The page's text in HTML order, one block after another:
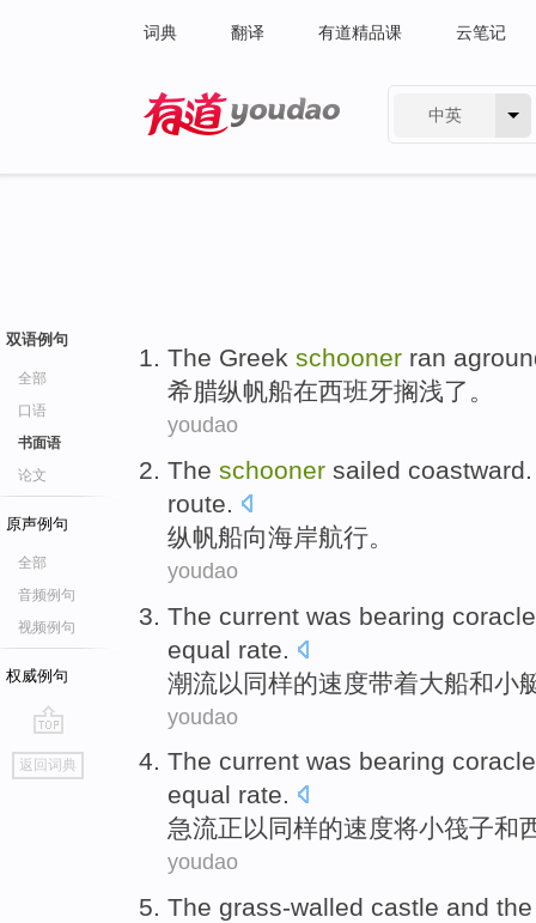
词典 翻译 有道精品课 云笔记
中英
双语例句
全部
口语
书面语
论文
原声例句
全部
音频例句
视频例句
权威例句
go
top
返回词典
The Greek schooner ran
希腊纵帆船在西班牙搁浅了。
youdao
The schooner sailed coastward
route.
纵帆船向海岸航行。
youdao
The current was bearing
equal rate
潮流 以同样的速度带着大船和小
youdao
The current was bearing coracle
equal rate.
急流正以 同样的速度将小筏子和
youdao
The grass-walled castle and the